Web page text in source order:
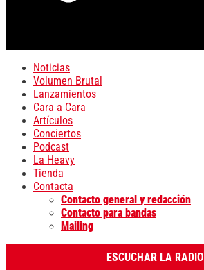
Noticias
Volumen Brutal
Lanzamientos
Cara a Cara
Artículos
Conciertos
Podcast
La Heavy
Tienda
Contacta
Contacto general y redacción
Contacto para bandas
Mailing
ESCUCHAR LA RADIO